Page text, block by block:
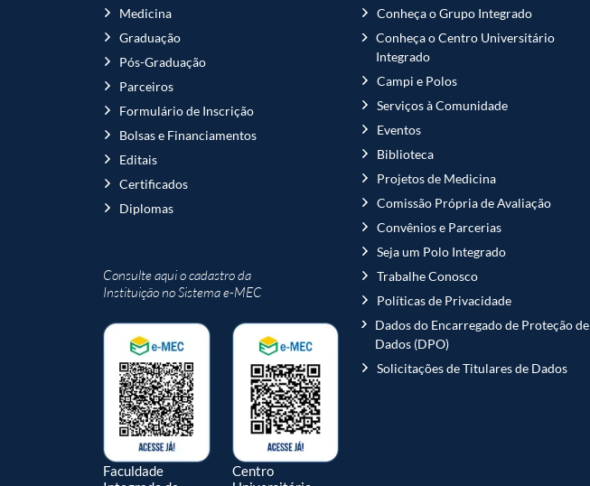
Medicina
Graduação
Pós-Graduação
Parceiros
Formulário de Inscrição
Bolsas e Financiamentos
Editais
Certificados
Diplomas
Consulte aqui o cadastro da
Instituição no Sistema e-MEC
Faculdade
Centro
Conheça o Grupo Integrado
Conheça o Centro Universitário
Integrado
Campi e Polos
Serviços à Comunidade
Eventos
Biblioteca
Projetos de Medicina
Comissão Própria de Avaliação
Convênios e Parcerias
Seja um Polo Integrado
Trabalhe Conosco
Políticas de Privacidade
Dados do Encarregado de Proteção de
Dados (DPO)
Solicitações de Titulares de Dados